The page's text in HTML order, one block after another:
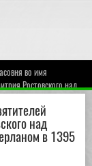
во имя
Ростовского над
над
в 1395